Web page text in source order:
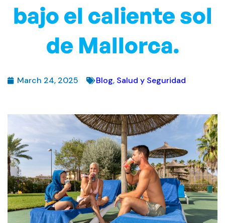
bajo el caliente sol
de Mallorca.
March 24, 2025 Blog, Salud y Seguridad